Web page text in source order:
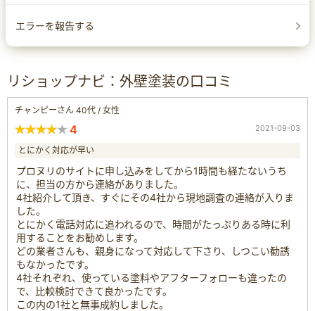
エラーを報告する
リショップナビ：外壁塗装の口コミ
チャンピーさん 40代 / 女性
4 2021-09-03
とにかく対応が早い
プロヌリのサイトに申し込みをしてから1時間も経たないうち
に、担当の方から連絡がありました。
4社紹介して頂き、すぐにその4社から現地調査の連絡が入りま
した。
とにかく電話対応に追われるので、時間がたっぷりある時に利
用することをお勧めします。
どの業者さんも、親身になって対応して下さり、しつこい勧誘
もなかったです。
4社それぞれ、使っている塗料やアフターフォローも違ったの
で、比較検討できて良かったです。
この内の1社と無事成約しました。